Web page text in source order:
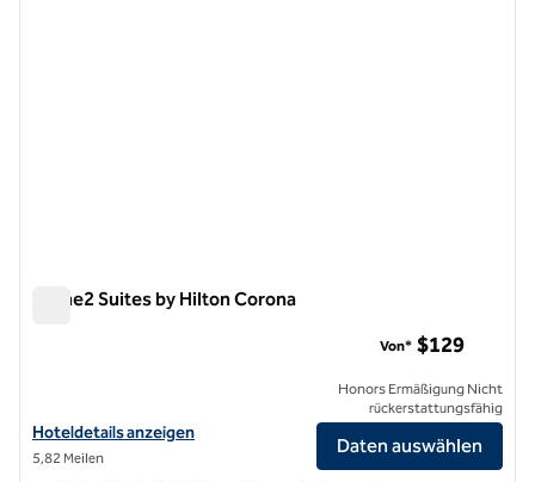
Home2 Suites by Hilton Corona
Hoteldetails für Home2 Suites by Hilton Corona anzeigen
Hoteldetails anzeigen
5,82 Meilen
Von* $129
Honors Ermäßigung Nicht
rückerstattungsfähig
Daten auswählen